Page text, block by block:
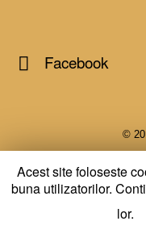
Facebook
©
Acest site foloseste
buna utilizatorilor.
lor.